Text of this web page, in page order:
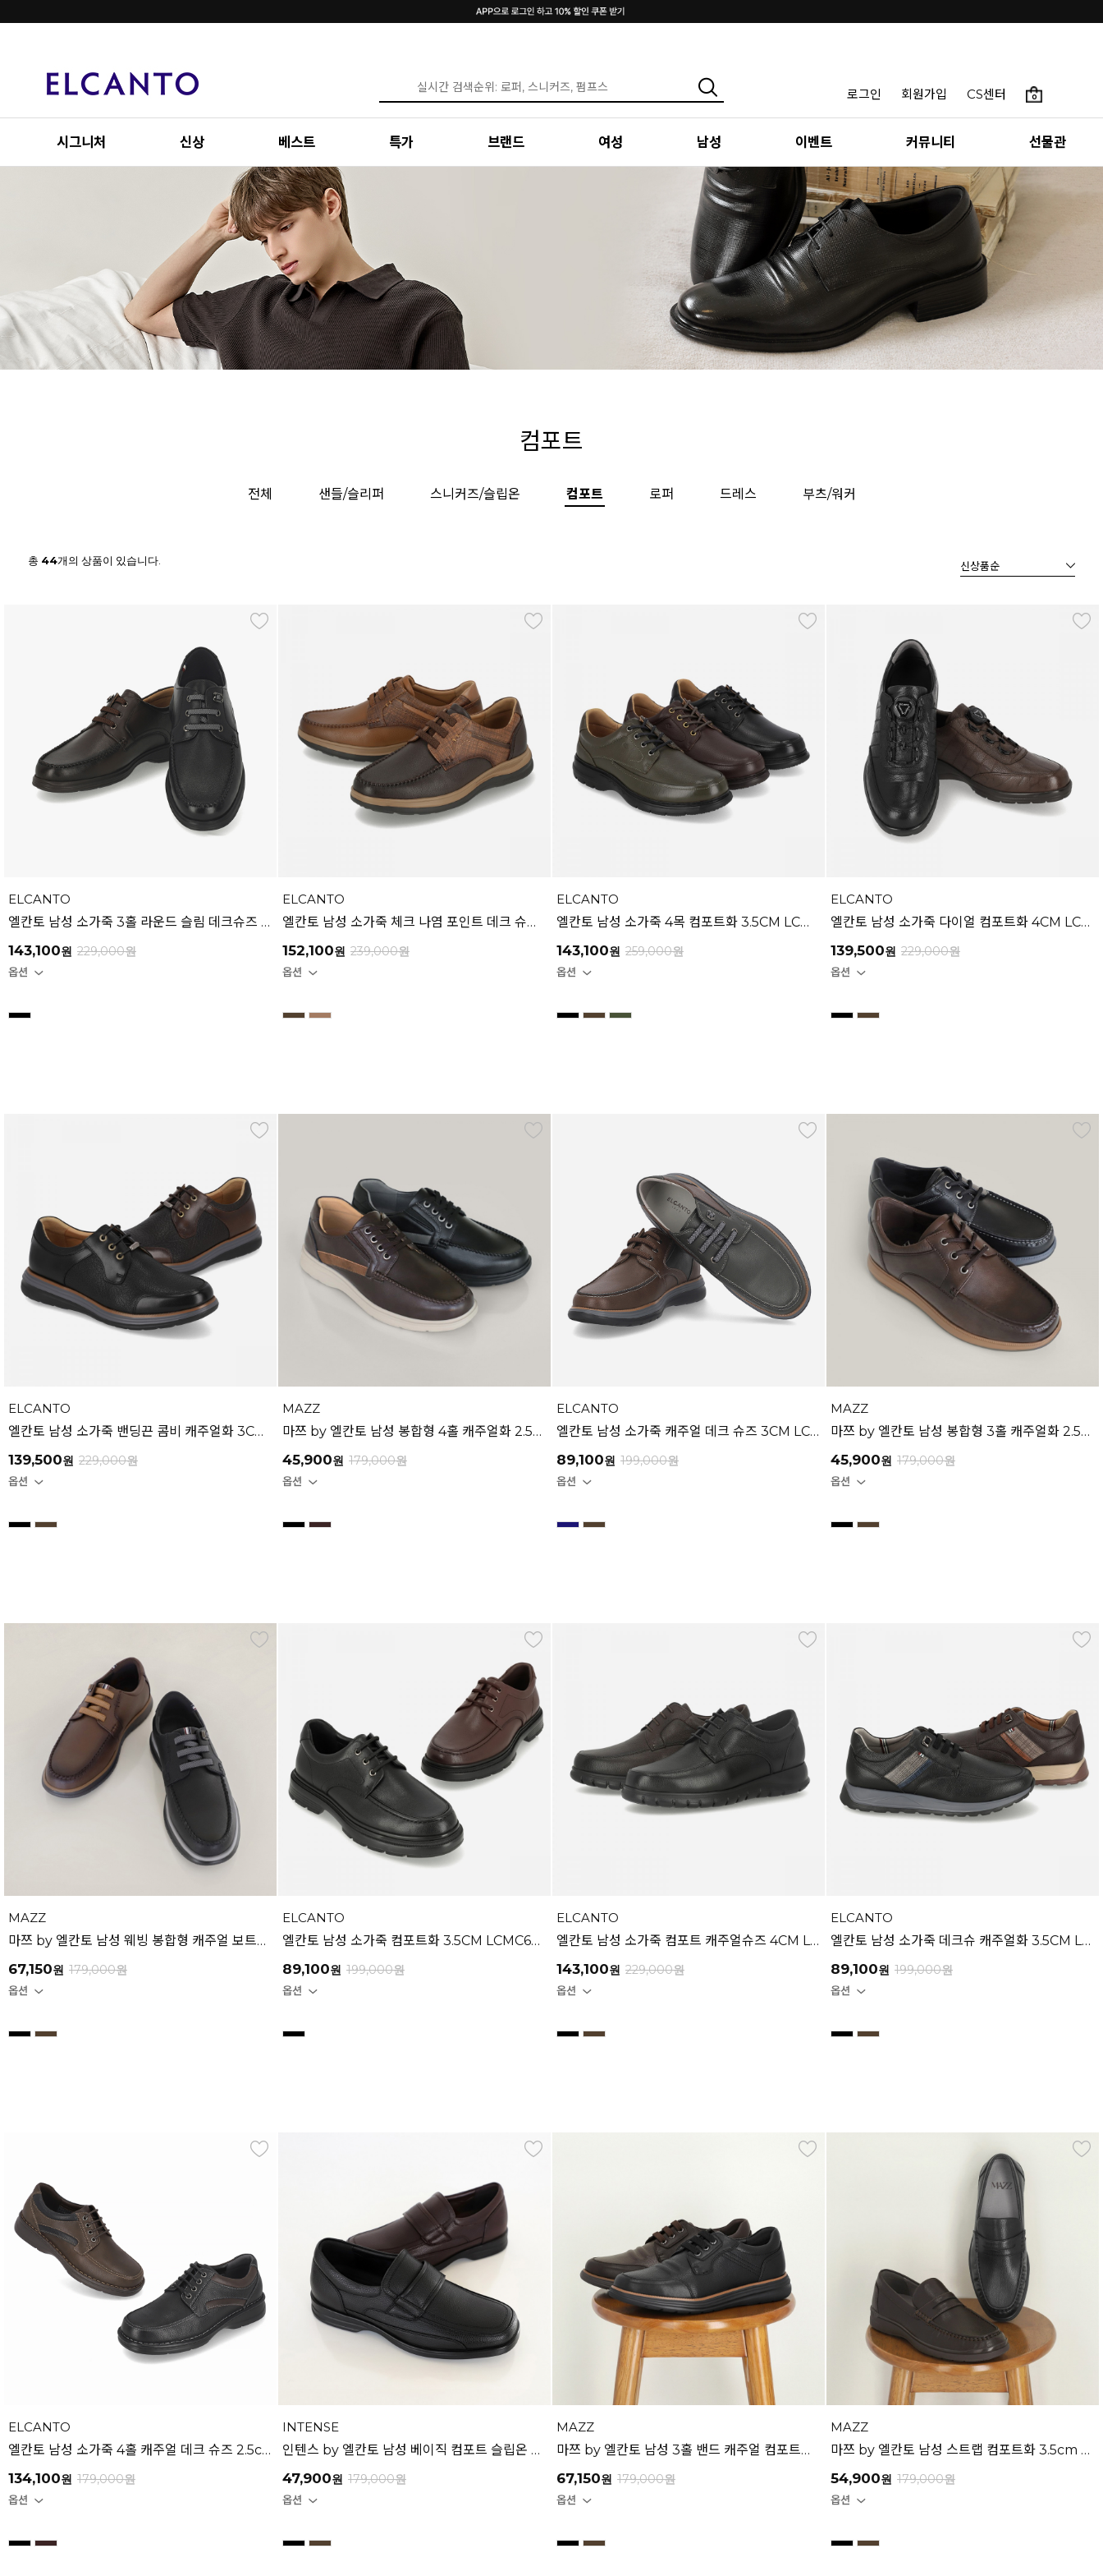
로그인 회원가입 CS센터 0
시그니처 신상 베스트 특가 브랜드 여성 남성 이벤트 커뮤니티 선물관
컴포트
전체 샌들/슬리퍼 스니커즈/슬립온 컴포트 로퍼 드레스 부츠/워커
총 44개의 상품이 있습니다.
ELCANTO
엘칸토 남성 소가죽 3홀 라운드 슬림 데크슈즈 3cm LCMC95U613
143,100원 229,000원
ELCANTO
엘칸토 남성 소가죽 체크 나염 포인트 데크 슈즈 4CM LCMC62U613
152,100원 239,000원
ELCANTO
엘칸토 남성 소가죽 4목 컴포트화 3.5CM LCMC34U613
143,100원 259,000원
ELCANTO
엘칸토 남성 소가죽 다이얼 컴포트화 4CM LCMC46U613
139,500원 229,000원
ELCANTO
엘칸토 남성 소가죽 밴딩끈 콤비 캐주얼화 3CM LCMS18U613
139,500원 229,000원
MAZZ
마쯔 by 엘칸토 남성 봉합형 4홀 캐주얼화 2.5cm LCMC23M613
45,900원 179,000원
ELCANTO
엘칸토 남성 소가죽 캐주얼 데크 슈즈 3CM LCMC99U613
89,100원 199,000원
MAZZ
마쯔 by 엘칸토 남성 봉합형 3홀 캐주얼화 2.5cm LCMC21M613
45,900원 179,000원
MAZZ
마쯔 by 엘칸토 남성 웨빙 봉합형 캐주얼 보트화 2.5cm LCMC20M613
67,150원 179,000원
ELCANTO
엘칸토 남성 소가죽 컴포트화 3.5CM LCMC64U613
89,100원 199,000원
ELCANTO
엘칸토 남성 소가죽 컴포트 캐주얼슈즈 4CM LCMC43U613
143,100원 229,000원
ELCANTO
엘칸토 남성 소가죽 데크슈 캐주얼화 3.5CM LCMC63U613
89,100원 199,000원
ELCANTO
엘칸토 남성 소가죽 4홀 캐주얼 데크 슈즈 2.5cm LCMC74U613
134,100원 179,000원
INTENSE
인텐스 by 엘칸토 남성 베이직 컴포트 슬립온 3cm LCMF56I613
47,900원 179,000원
MAZZ
마쯔 by 엘칸토 남성 3홀 밴드 캐주얼 컴포트화 3cm LCMC28M539
67,150원 179,000원
MAZZ
마쯔 by 엘칸토 남성 스트랩 컴포트화 3.5cm LCMF41M539
54,900원 179,000원